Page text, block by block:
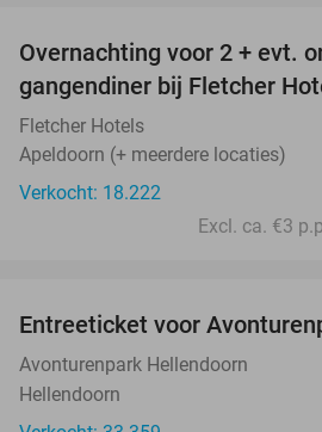
Overnachting voor 2 + evt.
gangendiner bij Fletcher
Fletcher Hotels
Apeldoorn (+ meerdere locaties)
Verkocht: 18.222
Excl. ca. €3
Entreeticket voor
Avonturenpark Hellendoorn
Hellendoorn